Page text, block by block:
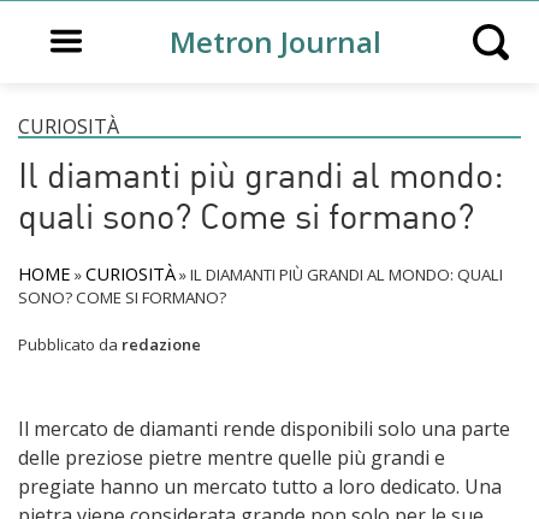
Open main menuMetron Journal Open
CURIOSITÀ
Il diamanti più grandi al mondo:
quali sono? Come si formano?
HOME »CURIOSITÀ»IL DIAMANTI PIÙ GRANDI AL MONDO: QUALI
SONO? COME SI FORMANO?
Pubblicato da redazione
Il mercato de diamanti rende disponibili solo una parte
delle preziose pietre mentre quelle più grandi e
pregiate hanno un mercato tutto a loro dedicato. Una